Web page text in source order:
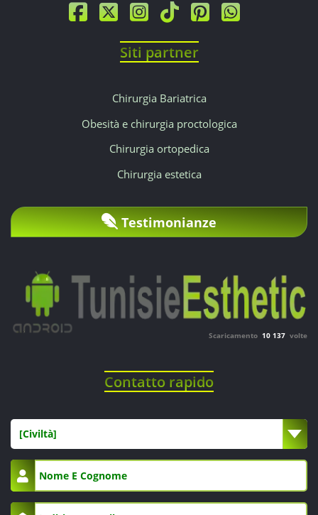
Siti partner
Chirurgia Bariatrica
Obesità e chirurgia proctologica
Chirurgia ortopedica
Chirurgia estetica
Testimonianze
Scaricamento 10 137 volte
Contatto rapido
[Civiltà]